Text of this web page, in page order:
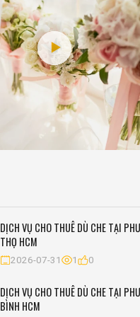
DỊCH VỤ CHO THUÊ DÙ CHE TẠI
THỌ HCM
2026-07-31 1 0
DỊCH VỤ CHO THUÊ DÙ CHE TẠI
BÌNH HCM